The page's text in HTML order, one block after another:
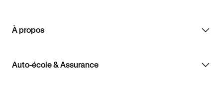
À propos
Auto-école & Assurance